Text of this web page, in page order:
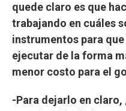
quede claro es que
trabajando en cuáles
instrumentos para
ejecutar de la forma
menor costo para el
-Para dejarlo en claro,